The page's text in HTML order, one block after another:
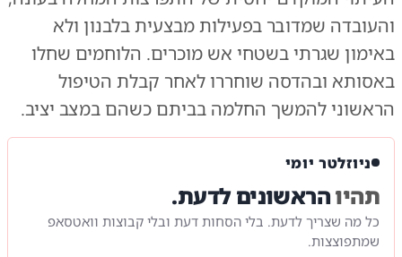
והעובדה שמדובר בפעילות מבצעית בלבנון ולא
באימון שגרתי בשטחי אש מוכרים. הלוחמים שחלו
באסותא ובהדסה שוחררו לאחר קבלת הטיפול
הראשוני להמשך החלמה בביתם כשהם במצב יציב.
ניוזלטר יומי
תהיוהראשונים לדעת.
כל מה שצריך לדעת. בלי הסחות דעת ובלי קבוצות וואטסאפ
שמתפוצצות.